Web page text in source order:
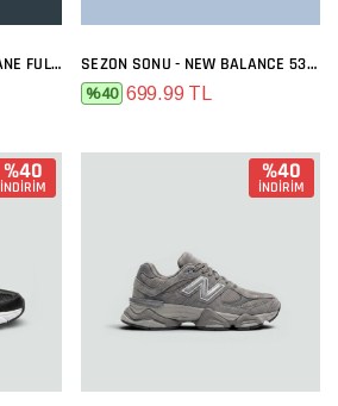
SEZON SONU - VANS HYLANE FULL BEYAZ SEZON SONU - NEW BALANCE 530 BEYAZ LACI
%40 699.99 TL
%40
İNDİRİM
%40
İNDİRİM